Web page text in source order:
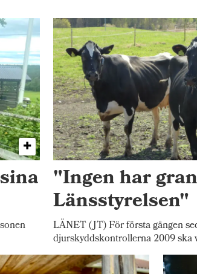
"Ingen har
Länsstyrelsen"
LÄNET (JT) För första gången
djurskyddskontrollerna 2009 ska